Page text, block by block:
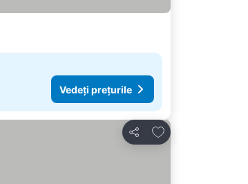
Vedeți prețurile
Distribuiți
Adăugaţi la favorite